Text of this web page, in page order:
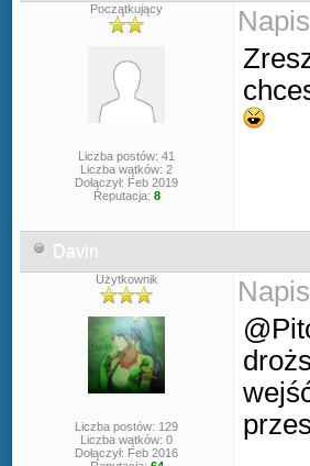
Początkujący
Liczba postów: 41
Liczba wątków: 2
Dołączył: Feb 2019
Reputacja: 8
Davin
Użytkownik
Liczba postów: 129
Liczba wątków: 0
Dołączył: Feb 2016